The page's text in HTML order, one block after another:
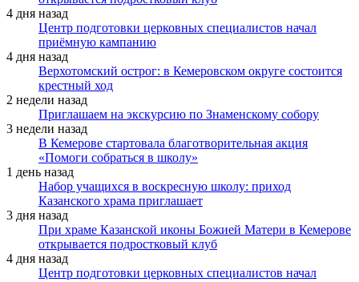
4 дня назад
Центр подготовки церковных специалистов начал
приёмную кампанию
4 дня назад
Верхотомский острог: в Кемеровском округе состоится
крестный ход
2 недели назад
Приглашаем на экскурсию по Знаменскому собору
3 недели назад
В Кемерове стартовала благотворительная акция
«Помоги собраться в школу»
1 день назад
Набор учащихся в воскресную школу: приход
Казанского храма приглашает
3 дня назад
При храме Казанской иконы Божией Матери в Кемерове
открывается подростковый клуб
4 дня назад
Центр подготовки церковных специалистов начал